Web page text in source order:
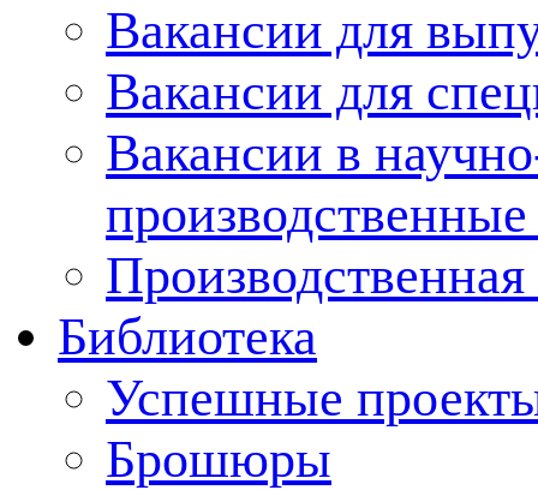
Вакансии для
Вакансии для
Вакансии в
Производственная
Библиотека
Успешные
Брошюры